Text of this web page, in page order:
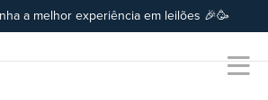
a melhor experiência em leilões 🎉🥳